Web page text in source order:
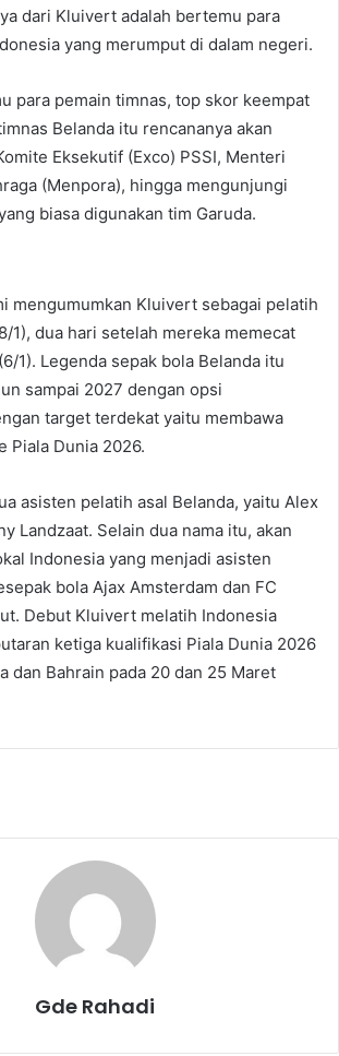
dari Kluivert adalah bertemu para
yang merumput di dalam negeri.
para pemain timnas, top skor keempat
Belanda itu rencananya akan
Eksekutif (Exco) PSSI, Menteri
(Menpora), hingga mengunjungi
biasa digunakan tim Garuda.
mengumumkan Kluivert sebagai pelatih
1), dua hari setelah mereka memecat
1). Legenda sepak bola Belanda itu
sampai 2027 dengan opsi
target terdekat yaitu membawa
Piala Dunia 2026.
asisten pelatih asal Belanda, yaitu Alex
Landzaat. Selain dua nama itu, akan
Indonesia yang menjadi asisten
bola Ajax Amsterdam dan FC
Debut Kluivert melatih Indonesia
ketiga kualifikasi Piala Dunia 2026
dan Bahrain pada 20 dan 25 Maret
Gde Rahadi